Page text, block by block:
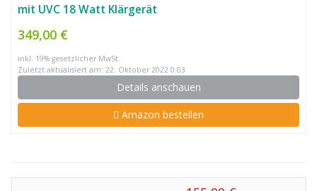
mit UVC 18 Watt Klärgerät
349,00 €
inkl. 19% gesetzlicher MwSt.
Zuletzt aktualisiert am: 22. Oktober 2022 0:03
Details anschauen
Amazon bestellen